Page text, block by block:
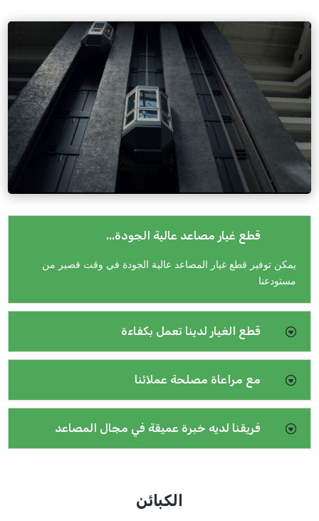
...قطع غيار مصاعد عالية الجودة
يمكن توفير قطع غيار المصاعد عالية الجودة في وقت قصير من
مستودعنا
قطع الغيار لدينا تعمل بكفاءة
مع مراعاة مصلحة عملائنا
فريقنا لديه خبرة عميقة في مجال المصاعد
الكبائن